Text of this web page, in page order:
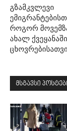
გზამკვლევი
როგორ
ახალ ქვეყანაში
მსგავსი